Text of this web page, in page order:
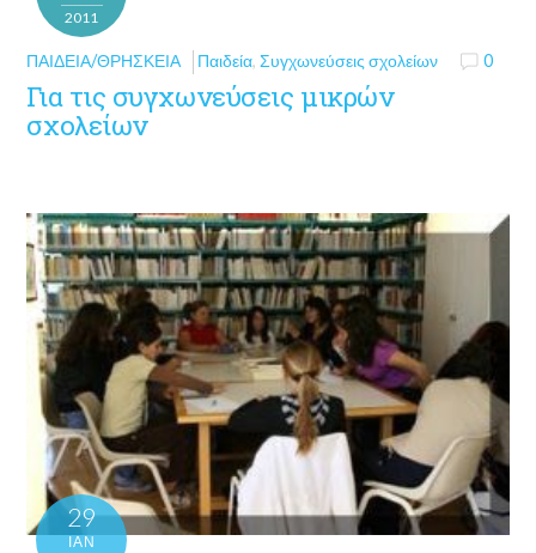
2011
ΠΑΙΔΕΊΑ/ΘΡΗΣΚΕΊΑ Παιδεία,Συγχωνεύσεις σχολείων 0
Για τις συγχωνεύσεις μικρών
σχολείων
29
ΙΑΝ